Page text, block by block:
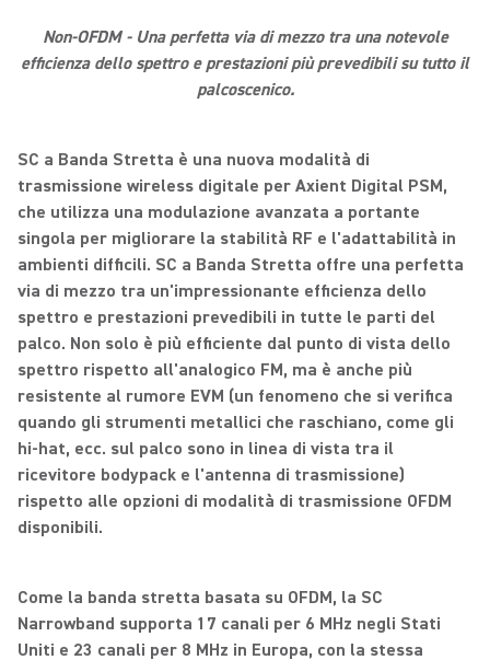
Non-OFDM - Una perfetta via di mezzo tra una notevole
efficienza dello spettro e prestazioni più prevedibili su tutto il
palcoscenico.
SC a Banda Stretta è una nuova modalità di
trasmissione wireless digitale per Axient Digital PSM,
che utilizza una modulazione avanzata a portante
singola per migliorare la stabilità RF e l'adattabilità in
ambienti difficili. SC a Banda Stretta offre una perfetta
via di mezzo tra un'impressionante efficienza dello
spettro e prestazioni prevedibili in tutte le parti del
palco. Non solo è più efficiente dal punto di vista dello
spettro rispetto all'analogico FM, ma è anche più
resistente al rumore EVM (un fenomeno che si verifica
quando gli strumenti metallici che raschiano, come gli
hi-hat, ecc. sul palco sono in linea di vista tra il
ricevitore bodypack e l'antenna di trasmissione)
rispetto alle opzioni di modalità di trasmissione OFDM
disponibili.
Come la banda stretta basata su OFDM, la SC
Narrowband supporta 17 canali per 6 MHz negli Stati
Uniti e 23 canali per 8 MHz in Europa, con la stessa